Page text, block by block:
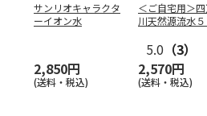
サンリオキャラクタ
ーイオン水
2,850円
(送料・税込)
＜ご自宅用＞
川天然源流水５
レス…
5.0 （3）
2,570円
(送料・税込)